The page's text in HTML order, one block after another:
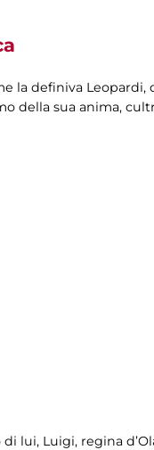
la definiva Leopardi,
della sua anima,
lui, Luigi, regina